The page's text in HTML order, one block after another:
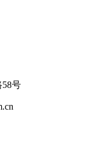
号